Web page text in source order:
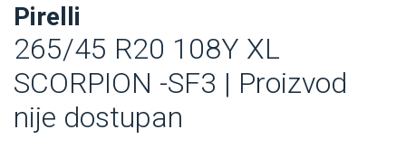
Pirelli
265/45 R20 108Y XL
SCORPION -SF3 | Proizvod
nije dostupan